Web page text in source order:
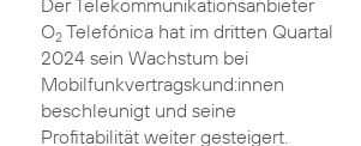
Der Telekommunikationsanbieter
O2Telefónica hat im dritten Quartal
2024 sein Wachstum bei
Mobilfunkvertragskund:innen
beschleunigt und seine
Profitabilität weiter gesteigert.